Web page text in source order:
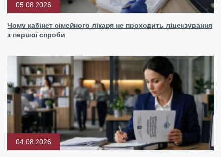
05.08.2026
Чому кабінет сімейного лікаря не проходить ліцензування
з першої спроби
04.08.2026